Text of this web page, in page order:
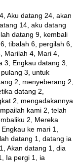
Aku datang 24, akan
14, aku datang
datang 9, kembali
tibalah 6, pergilah 6,
Marilah 4, Mari 4,
3, Engkau datang 3,
3, untuk
2, menyeberang 2,
datang 2,
2, mengadakannya
kami 2, telah
2, Mereka
ke mari 1,
datang 1, datang ia
Akan datang 1, dia
Ia pergi 1, ia